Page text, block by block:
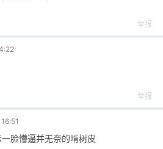
举报
举报
脸懵逼并无奈的啃树皮